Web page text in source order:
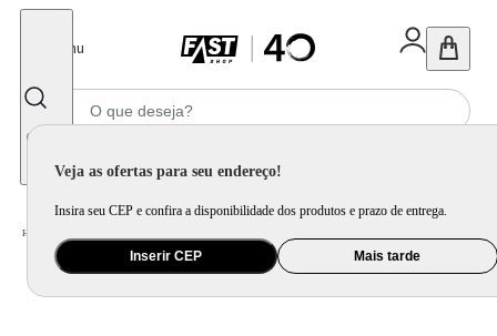
Menu
Veja as ofertas para seu endereço!
Insira seu CEP e confira a disponibilidade dos produtos e prazo de entrega.
Inserir CEP Mais tarde
Home